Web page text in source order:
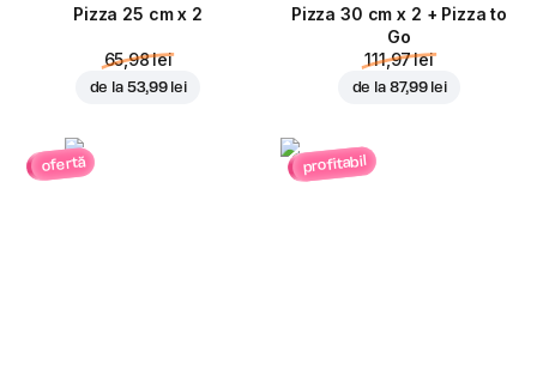
Pizza 25 cm x 2
65,98 lei
de la 53,99 lei
Pizza 30 cm x 2 + Pizza to
Go
111,97 lei
de la 87,99 lei
ofertă profitabil